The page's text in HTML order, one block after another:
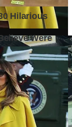
Produknya